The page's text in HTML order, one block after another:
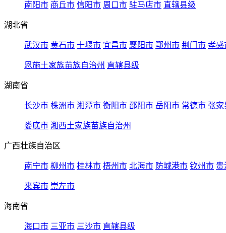
南阳市 商丘市 信阳市 周口市 驻马店市 直辖县级
湖北省
武汉市 黄石市 十堰市 宜昌市 襄阳市 鄂州市 荆门市 孝感
恩施土家族苗族自治州 直辖县级
湖南省
长沙市 株洲市 湘潭市 衡阳市 邵阳市 岳阳市 常德市 张家
娄底市 湘西土家族苗族自治州
广西壮族自治区
南宁市 柳州市 桂林市 梧州市 北海市 防城港市 钦州市 贵
来宾市 崇左市
海南省
海口市 三亚市 三沙市 直辖县级